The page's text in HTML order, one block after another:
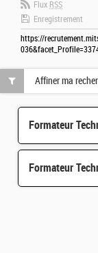
Flux RSS
Enregistrement
https://
Formateur
Formateur
Affiner ma